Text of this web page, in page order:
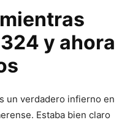
y ahora
un verdadero infierno en
Estaba bien claro